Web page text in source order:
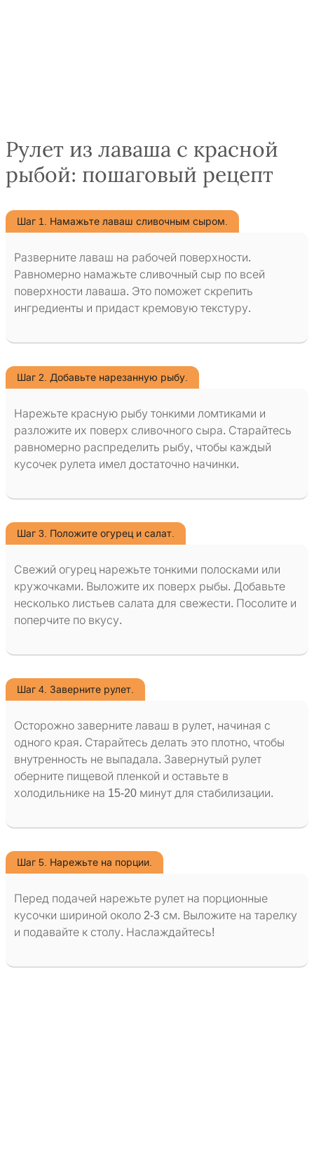
Рулет из лаваша с красной
рыбой: пошаговый рецепт
Шаг 1. Намажьте лаваш сливочным сыром.
Разверните лаваш на рабочей поверхности.
Равномерно намажьте сливочный сыр по всей
поверхности лаваша. Это поможет скрепить
ингредиенты и придаст кремовую текстуру.
Шаг 2. Добавьте нарезанную рыбу.
Нарежьте красную рыбу тонкими ломтиками и
разложите их поверх сливочного сыра. Старайтесь
равномерно распределить рыбу, чтобы каждый
кусочек рулета имел достаточно начинки.
Шаг 3. Положите огурец и салат.
Свежий огурец нарежьте тонкими полосками или
кружочками. Выложите их поверх рыбы. Добавьте
несколько листьев салата для свежести. Посолите и
поперчите по вкусу.
Шаг 4. Заверните рулет.
Осторожно заверните лаваш в рулет, начиная с
одного края. Старайтесь делать это плотно, чтобы
внутренность не выпадала. Завернутый рулет
оберните пищевой пленкой и оставьте в
холодильнике на 15-20 минут для стабилизации.
Шаг 5. Нарежьте на порции.
Перед подачей нарежьте рулет на порционные
кусочки шириной около 2-3 см. Выложите на тарелку
и подавайте к столу. Наслаждайтесь!